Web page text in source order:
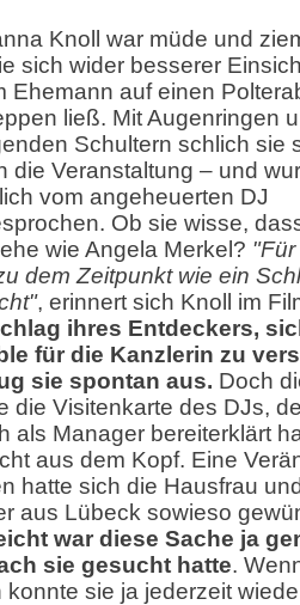
Knoll war müde und
sich wider besserer
Ehemann auf einen
ließ. Mit Augenringen
Schultern schlich sie
die Veranstaltung – und
vom angeheuerten DJ
Ob sie wisse,
wie Angela Merkel?
dem Zeitpunkt wie ein
, erinnert sich Knoll im
ihres Entdeckers,
für die Kanzlerin zu
sie spontan aus. Doch
die Visitenkarte des DJs,
als Manager bereiterklärt
aus dem Kopf. Eine
hatte sich die Hausfrau
aus Lübeck sowieso
war diese Sache ja
sie gesucht hatte.
konnte sie ja jederzeit